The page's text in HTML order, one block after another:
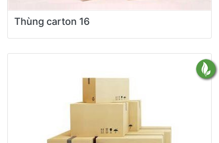
Thùng carton 16